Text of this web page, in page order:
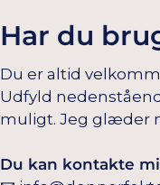
Har du
Du er altid
Udfyld
muligt. Jeg glæder
Du kan kontakte